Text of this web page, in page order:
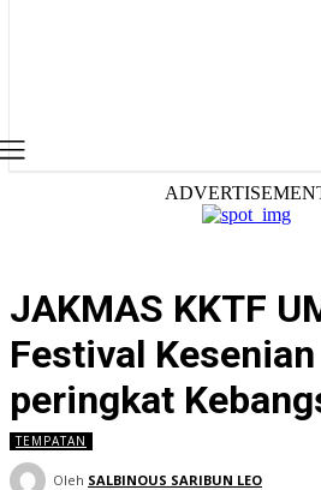
JAKMAS KKTF
Festival
peringkat
TEMPATAN
Oleh SALBINOUS SARIBUN LEO